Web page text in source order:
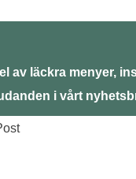
av läckra menyer,
i vårt